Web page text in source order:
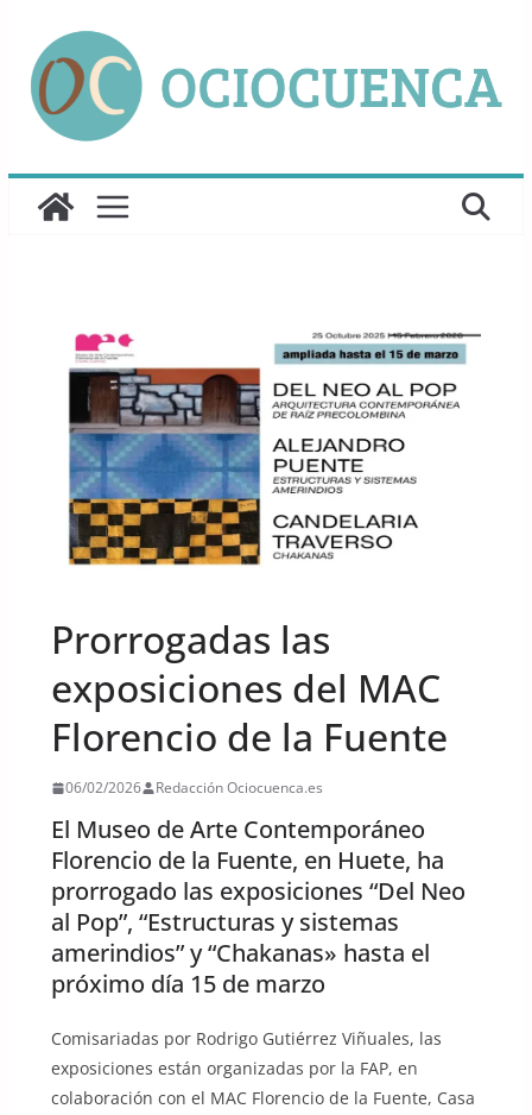
contenido
Prorrogadas las
exposiciones del MAC
Florencio de la Fuente
06/02/2026 Redacción Ociocuenca.es
El Museo de Arte Contemporáneo
Florencio de la Fuente, en Huete, ha
prorrogado las exposiciones “Del Neo
al Pop”, “Estructuras y sistemas
amerindios” y “Chakanas» hasta el
próximo día 15 de marzo
Comisariadas por Rodrigo Gutiérrez Viñuales, las
exposiciones están organizadas por la FAP, en
colaboración con el MAC Florencio de la Fuente, Casa